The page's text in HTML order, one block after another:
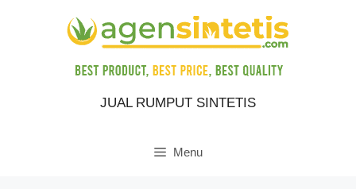
JUAL RUMPUT SINTETIS
Menu